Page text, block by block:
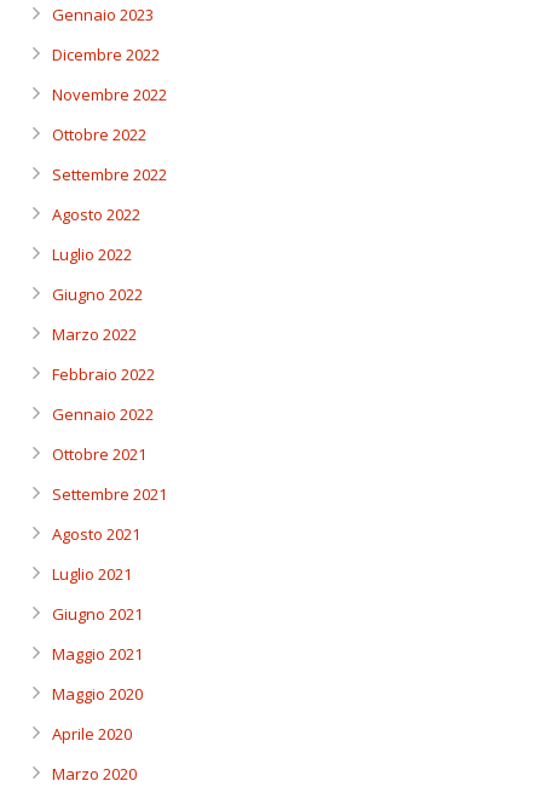
Gennaio 2023
Dicembre 2022
Novembre 2022
Ottobre 2022
Settembre 2022
Agosto 2022
Luglio 2022
Giugno 2022
Marzo 2022
Febbraio 2022
Gennaio 2022
Ottobre 2021
Settembre 2021
Agosto 2021
Luglio 2021
Giugno 2021
Maggio 2021
Maggio 2020
Aprile 2020
Marzo 2020